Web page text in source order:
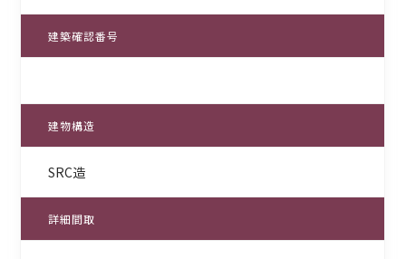
建築確認番号
建物構造
SRC造
詳細間取